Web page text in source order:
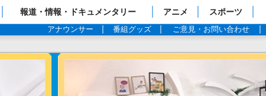
報道・情報・ドキュメンタリー アニメ スポーツ
アナウンサー 番組グッズ ご意見・お問い合わせ